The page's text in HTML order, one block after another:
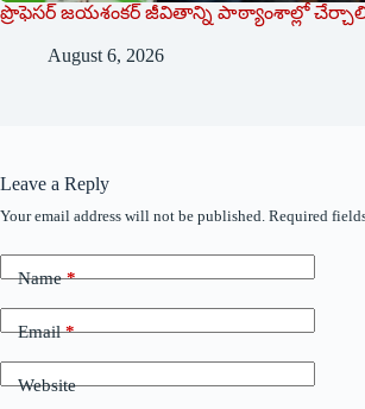
ప్రొఫెసర్ జయశంకర్ జీవితాన్ని పాఠ్యాంశాల్లో
August 6, 2026
Leave a Reply
Your email address will not be published. Required
Name*
Email*
Website